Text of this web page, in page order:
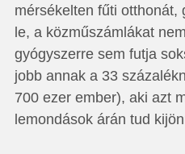
mérsékelten fűti otthonát,
le, a közműszámlákat
gyógyszerre sem futja
jobb annak a 33
700 ezer ember), aki azt
lemondások árán tud